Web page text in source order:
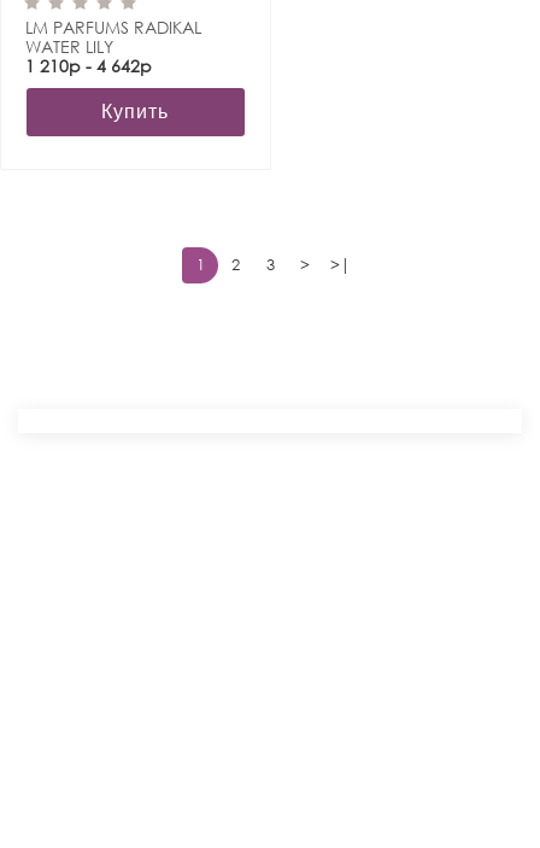
LM PARFUMS RADIKAL
WATER LILY
1 210р - 4 642р
Купить
1 2 3 > >|